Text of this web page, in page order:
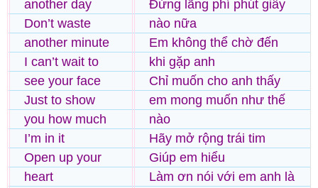
another day
Don’t waste
another minute
I can’t wait to
see your face
Just to show
you how much
I’m in it
Open up your
heart
Đừng lãng phí phút giây
nào nữa
Em không thể chờ đến
khi gặp anh
Chỉ muốn cho anh thấy
em mong muốn như thế
nào
Hãy mở rộng trái tim
Giúp em hiểu
Làm ơn nói với em anh là